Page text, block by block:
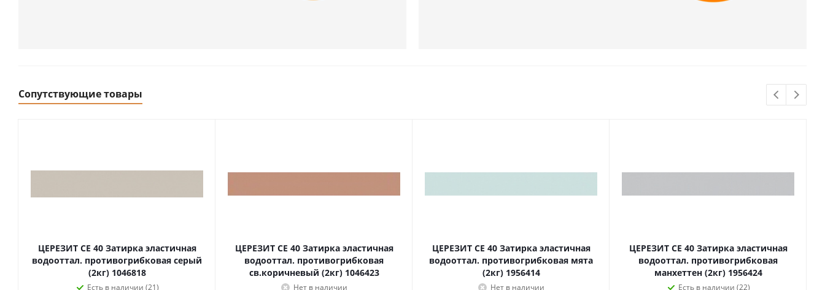
Сопутствующие товары
ЦЕРЕЗИТ CE 40 Затирка эластичная
водооттал. противогрибковая серый
(2кг) 1046818
Есть в наличии (21)
ЦЕРЕЗИТ CE 40 Затирка эластичная
водооттал. противогрибковая
св.коричневый (2кг) 1046423
Нет в наличии
ЦЕРЕЗИТ CE 40 Затирка эластичная
водооттал. противогрибковая мята
(2кг) 1956414
Нет в наличии
ЦЕРЕЗИТ CE 40 Затирка эластичная
водооттал. противогрибковая
манхеттен (2кг) 1956424
Есть в наличии (22)